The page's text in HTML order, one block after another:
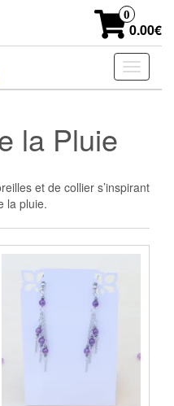
0
0.00€
Toggle
la Pluie
et de collier s’inspirant
la pluie.